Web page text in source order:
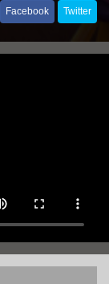
Facebook Twitter